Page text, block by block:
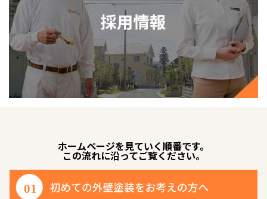
ホームページを見ていく順番です。
この流れに沿ってご覧ください。